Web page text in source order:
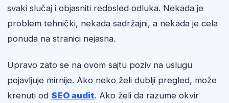
svaki slučaj i objasniti redosled odluka. Nekada je
problem tehnički, nekada sadržajni, a nekada je cela
ponuda na stranici nejasna.
Upravo zato se na ovom sajtu poziv na uslugu
pojavljuje mirnije. Ako neko želi dublji pregled, može
krenuti od SEO audit. Ako želi da razume okvir